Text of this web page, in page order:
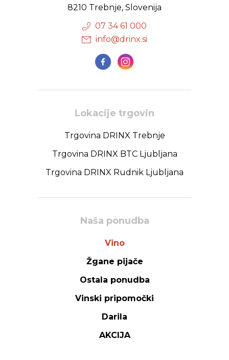
8210 Trebnje, Slovenija
07 34 61 000
info@drinx.si
Lokacije trgovin
Trgovina DRINX Trebnje
Trgovina DRINX BTC Ljubljana
Trgovina DRINX Rudnik Ljubljana
Naša ponudba
Vino
Žgane pijače
Ostala ponudba
Vinski pripomočki
Darila
AKCIJA